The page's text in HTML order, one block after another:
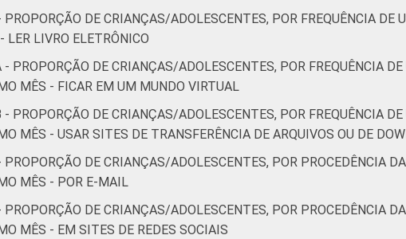
PROPORÇÃO DE CRIANÇAS/ADOLESCENTES, POR FREQUÊNCIA
LER LIVRO ELETRÔNICO
- PROPORÇÃO DE CRIANÇAS/ADOLESCENTES, POR FREQUÊNCIA
MÊS - FICAR EM UM MUNDO VIRTUAL
- PROPORÇÃO DE CRIANÇAS/ADOLESCENTES, POR FREQUÊNCIA
MÊS - USAR SITES DE TRANSFERÊNCIA DE ARQUIVOS OU DE
PROPORÇÃO DE CRIANÇAS/ADOLESCENTES, POR PROCEDÊNCIA
MÊS - POR E-MAIL
PROPORÇÃO DE CRIANÇAS/ADOLESCENTES, POR PROCEDÊNCIA
MÊS - EM SITES DE REDES SOCIAIS